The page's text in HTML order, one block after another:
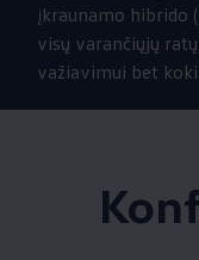
įkraunamo hibrido
visų varančiųjų
važiavimui bet